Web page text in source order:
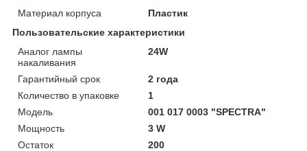
Материал корпуса
Пластик
Пользовательские характеристики
Аналог лампы
накаливания
24W
Гарантийный срок
2 года
Количество в упаковке
1
Модель
001 017 0003 "SPECTRA"
Мощность
3 W
Остаток
200